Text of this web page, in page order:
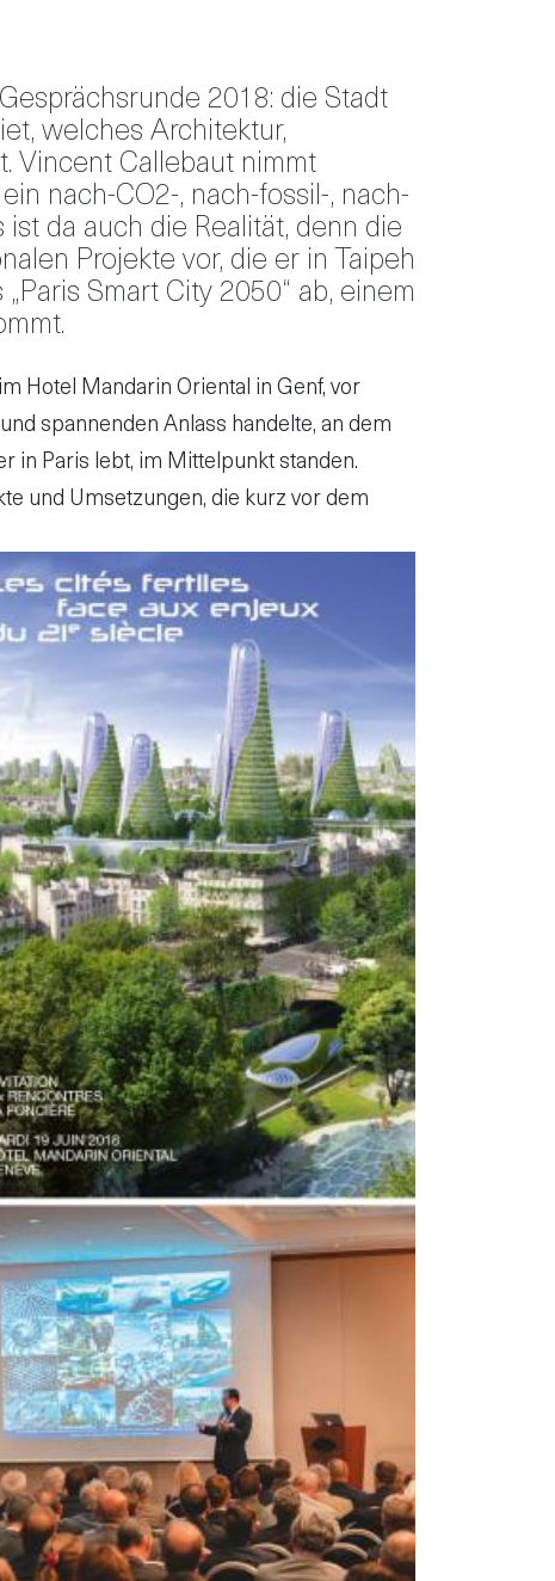
2018: die Stadt
welches Architektur,
Vincent Callebaut nimmt
nach-CO2-, nach-fossil-, nach-
da auch die Realität, denn die
Projekte vor, die er in Taipeh
Smart City 2050“ ab, einem
Hotel Mandarin Oriental in Genf, vor
spannenden Anlass handelte, an dem
in Paris lebt, im Mittelpunkt standen.
und Umsetzungen, die kurz vor dem